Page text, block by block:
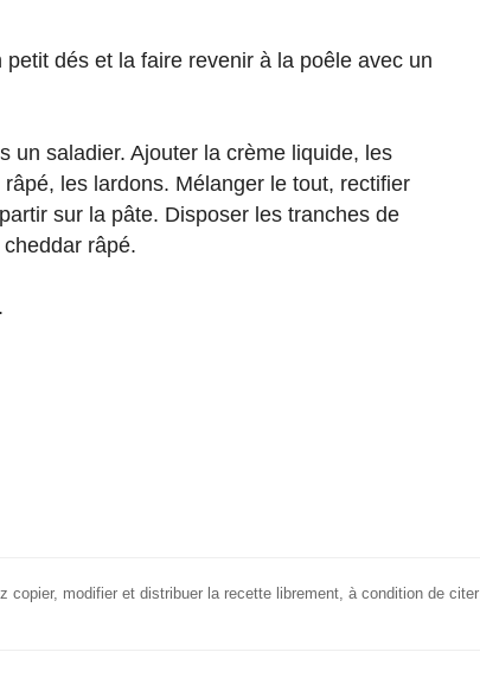
dés et la faire revenir à la poêle avec un
un saladier. Ajouter la crème liquide, les
râpé, les lardons. Mélanger le tout, rectifier
sur la pâte. Disposer les tranches de
râpé.
copier, modifier et distribuer la recette librement, à condition de citer